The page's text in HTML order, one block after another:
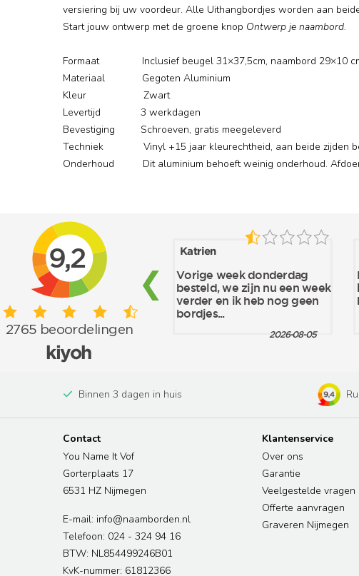
versiering bij uw voordeur. Alle Uithangbordjes worden aan
Start jouw ontwerp met de groene knop Ontwerp je naambord.
Formaat Inclusief beugel 31×37,5cm, naambord 29×10
Materiaal Gegoten Aluminium
Kleur Zwart
Levertijd 3 werkdagen
Bevestiging Schroeven, gratis meegeleverd
Techniek Vinyl +15 jaar kleurechtheid, aan beide zijden
Onderhoud Dit aluminium behoeft weinig onderhoud.
Binnen 3 dagen in huis
Contact
You Name It Vof
Gorterplaats 17
6531 HZ Nijmegen
E-mail: info@naamborden.nl
Telefoon: 024 - 324 94 16
BTW: NL854499246B01
KvK-nummer: 61812366
Klantenservice
Over ons
Garantie
Veelgestelde vragen
Offerte aanvragen
Graveren Nijmegen